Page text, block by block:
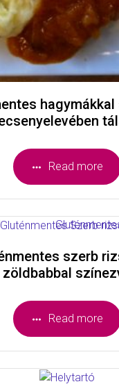
Read more
szerb
zöldbabbal
Read more